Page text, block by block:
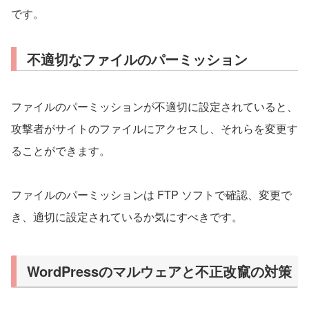
です。
不適切なファイルのパーミッション
ファイルのパーミッションが不適切に設定されていると、
攻撃者がサイトのファイルにアクセスし、それらを変更す
ることができます。
ファイルのパーミッションは FTP ソフトで確認、変更で
き、適切に設定されているか気にすべきです。
WordPressのマルウェアと不正改竄の対策